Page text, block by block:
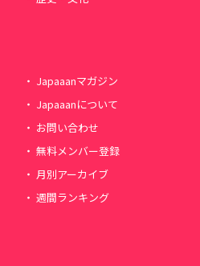
Japaaanマガジン
Japaaanについて
お問い合わせ
無料メンバー登録
月別アーカイブ
週間ランキング